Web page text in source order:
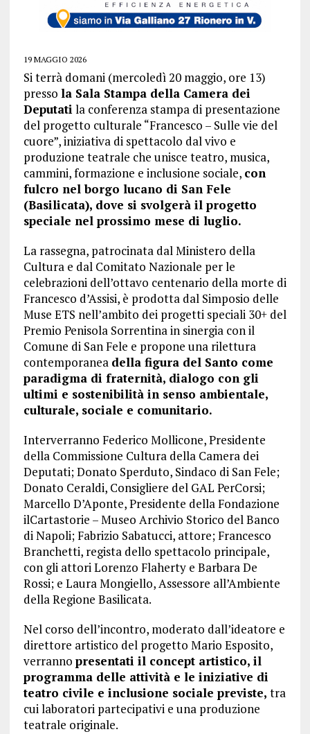
19 MAGGIO 2026
Si terrà domani (mercoledì 20 maggio, ore 13)
presso la Sala Stampa della Camera dei
Deputati la conferenza stampa di presentazione
del progetto culturale “Francesco – Sulle vie del
cuore”, iniziativa di spettacolo dal vivo e
produzione teatrale che unisce teatro, musica,
cammini, formazione e inclusione sociale, con
fulcro nel borgo lucano di San Fele
(Basilicata), dove si svolgerà il progetto
speciale nel prossimo mese di luglio.
La rassegna, patrocinata dal Ministero della
Cultura e dal Comitato Nazionale per le
celebrazioni dell’ottavo centenario della morte di
Francesco d’Assisi, è prodotta dal Simposio delle
Muse ETS nell’ambito dei progetti speciali 30+ del
Premio Penisola Sorrentina in sinergia con il
Comune di San Fele e propone una rilettura
contemporanea della figura del Santo come
paradigma di fraternità, dialogo con gli
ultimi e sostenibilità in senso ambientale,
culturale, sociale e comunitario.
Interverranno Federico Mollicone, Presidente
della Commissione Cultura della Camera dei
Deputati; Donato Sperduto, Sindaco di San Fele;
Donato Ceraldi, Consigliere del GAL PerCorsi;
Marcello D’Aponte, Presidente della Fondazione
ilCartastorie – Museo Archivio Storico del Banco
di Napoli; Fabrizio Sabatucci, attore; Francesco
Branchetti, regista dello spettacolo principale,
con gli attori Lorenzo Flaherty e Barbara De
Rossi; e Laura Mongiello, Assessore all’Ambiente
della Regione Basilicata.
Nel corso dell’incontro, moderato dall’ideatore e
direttore artistico del progetto Mario Esposito,
verranno presentati il concept artistico, il
programma delle attività e le iniziative di
teatro civile e inclusione sociale previste, tra
cui laboratori partecipativi e una produzione
teatrale originale.